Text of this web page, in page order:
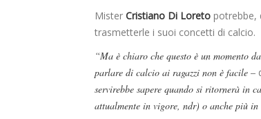
Mister Cristiano Di Loreto potrebbe,
trasmetterle i suoi concetti di calcio.
“Ma è chiaro che questo è un momento
parlare di calcio ai ragazzi non è facile –
servirebbe sapere quando si ritornerà in
attualmente in vigore, ndr) o anche più in